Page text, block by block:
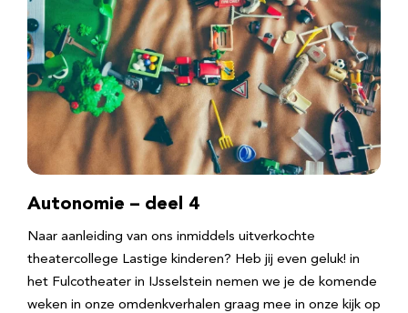
Autonomie – deel 4
Naar aanleiding van ons inmiddels uitverkochte
theatercollege Lastige kinderen? Heb jij even geluk! in
het Fulcotheater in IJsselstein nemen we je de komende
weken in onze omdenkverhalen graag mee in onze kijk op